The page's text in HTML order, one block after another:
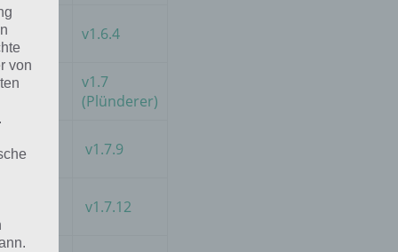
Ebene 4 v1.6.4
Bunker
v1.7
(Plünderer)
Charlie
v1.7.9
v1.7.12
von